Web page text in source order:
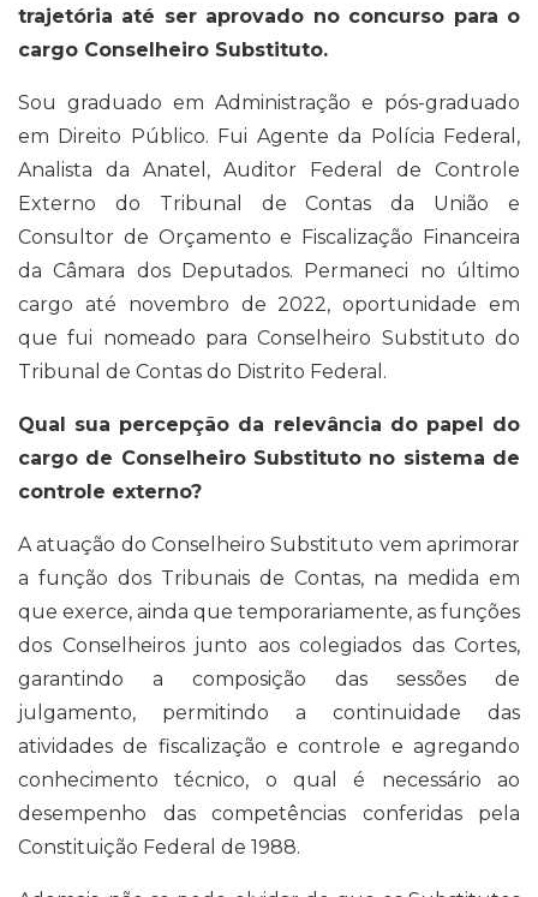
trajetória até ser aprovado no concurso para o
cargo Conselheiro Substituto.
Sou graduado em Administração e pós-graduado
em Direito Público. Fui Agente da Polícia Federal,
Analista da Anatel, Auditor Federal de Controle
Externo do Tribunal de Contas da União e
Consultor de Orçamento e Fiscalização Financeira
da Câmara dos Deputados. Permaneci no último
cargo até novembro de 2022, oportunidade em
que fui nomeado para Conselheiro Substituto do
Tribunal de Contas do Distrito Federal.
Qual sua percepção da relevância do papel do
cargo de Conselheiro Substituto no sistema de
controle externo?
A atuação do Conselheiro Substituto vem aprimorar
a função dos Tribunais de Contas, na medida em
que exerce, ainda que temporariamente, as funções
dos Conselheiros junto aos colegiados das Cortes,
garantindo a composição das sessões de
julgamento, permitindo a continuidade das
atividades de fiscalização e controle e agregando
conhecimento técnico, o qual é necessário ao
desempenho das competências conferidas pela
Constituição Federal de 1988.